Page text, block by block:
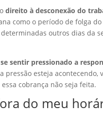
direito à desconexão do
como o período de folga
outros dias da
sentir pressionado a
pressão esteja
cobrança não seja feita.
do meu